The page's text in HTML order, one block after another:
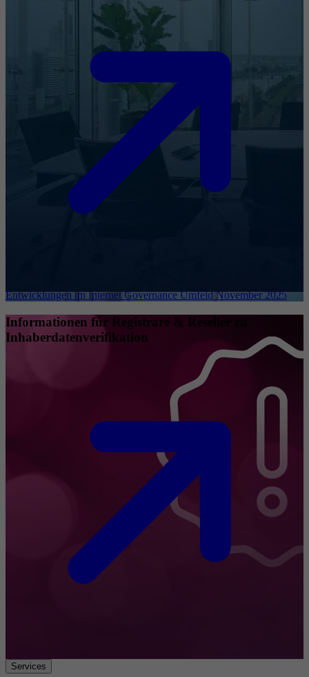
Entwicklungen im Internet Governance Umfeld November 2025
Informationen für Registrare & Reseller zu
Inhaberdatenverifikation
Services